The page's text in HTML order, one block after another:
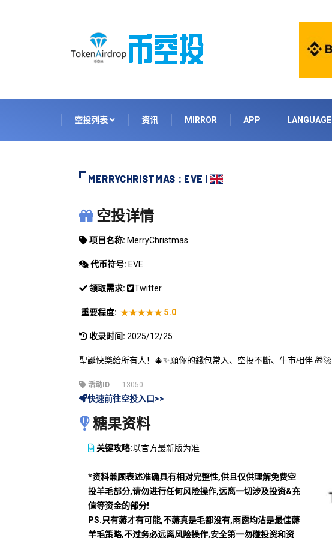
空投列表 资讯 MIRROR APP LANGUAGE
MERRYCHRISTMAS : EVE |
MERRYCHRISTMAS
空投详情
项目名称: MerryChristmas
代币符号: EVE
领取需求: Twitter
重要程度: ★★★★★5.0
收录时间: 2025/12/25
聖誕快樂給所有人！🎄✨願你的錢包常入、空投不斷、牛市相伴 🎁🚀
活动ID 13050
快速前往空投入口>>
糖果资料
关键攻略:以官方最新版为准
*资料兼顾表述准确具有相对完整性,供且仅供理解免费空
投羊毛部分,请勿进行任何风险操作,远离一切涉及投资&充
值等资金的部分!
PS.只有薅才有可能,不薅真是毛都没有,雨露均沾是最佳薅
羊毛策略,不过务必远离风险操作,安全第一勿碰投资和资